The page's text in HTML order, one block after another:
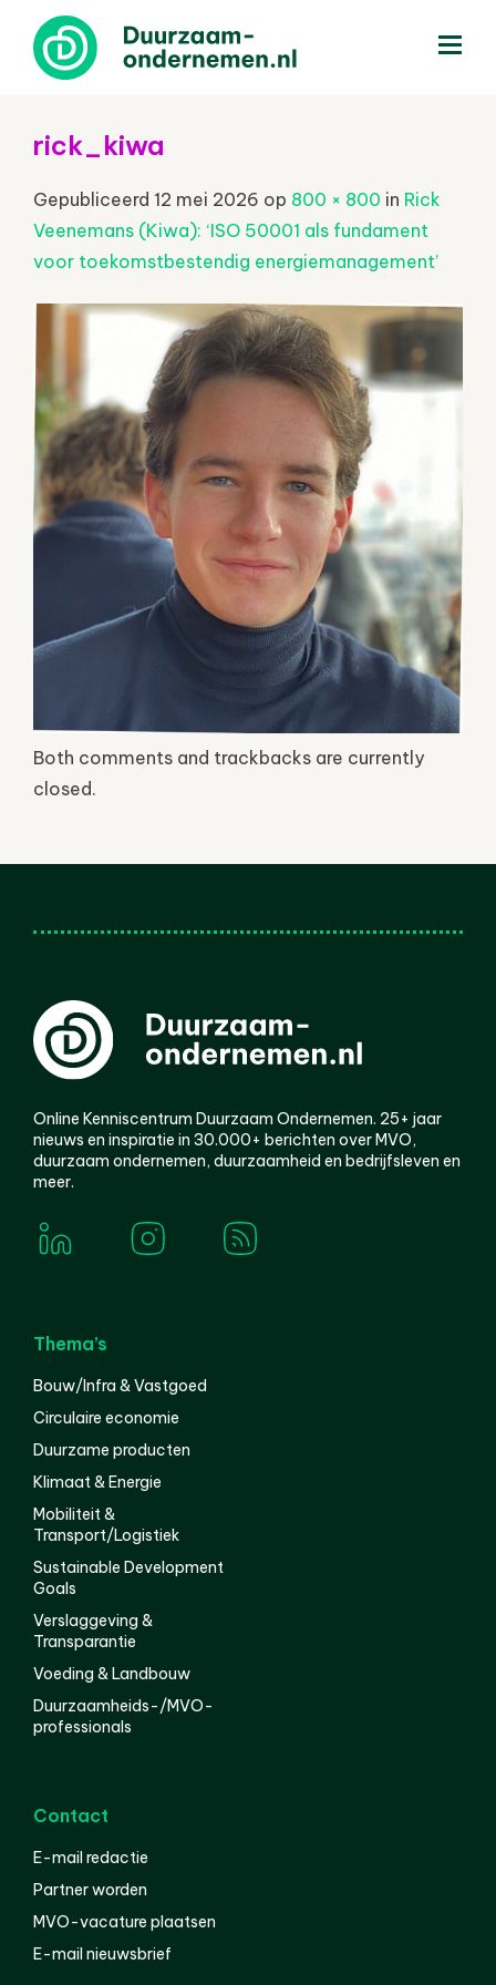
rick_kiwa
Gepubliceerd 12 mei 2026 op 800 × 800 in Rick
Veenemans (Kiwa): ‘ISO 50001 als fundament
voor toekomstbestendig energiemanagement’
Both comments and trackbacks are currently
closed.
Online Kenniscentrum Duurzaam Ondernemen. 25+ jaar
nieuws en inspiratie in 30.000+ berichten over MVO,
duurzaam ondernemen, duurzaamheid en bedrijfsleven en
meer.
Thema’s
Bouw/Infra & Vastgoed
Circulaire economie
Duurzame producten
Klimaat & Energie
Mobiliteit &
Transport/Logistiek
Sustainable Development
Goals
Verslaggeving &
Transparantie
Voeding & Landbouw
Duurzaamheids-/MVO-
professionals
Contact
E-mail redactie
Partner worden
MVO-vacature plaatsen
E-mail nieuwsbrief